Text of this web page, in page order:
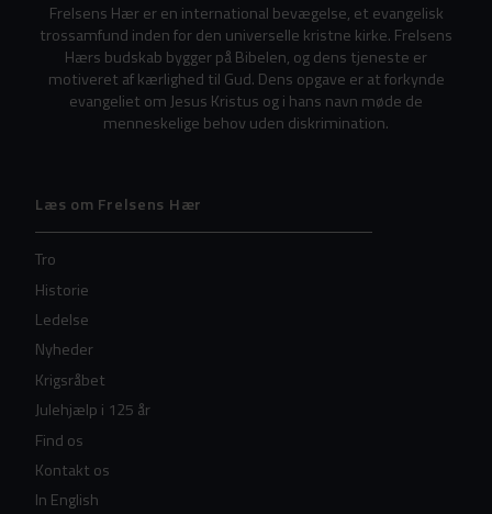
Frelsens Hær er en international bevægelse, et evangelisk
trossamfund inden for den universelle kristne kirke. Frelsens
Hærs budskab bygger på Bibelen, og dens tjeneste er
motiveret af kærlighed til Gud. Dens opgave er at forkynde
evangeliet om Jesus Kristus og i hans navn møde de
menneskelige behov uden diskrimination.
Læs om Frelsens Hær
Tro
Historie
Ledelse
Nyheder
Krigsråbet
Julehjælp i 125 år
Find os
Kontakt os
In English